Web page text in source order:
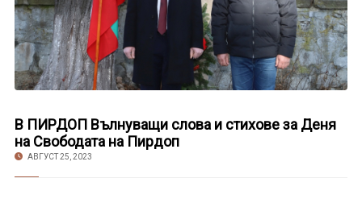
В ПИРДОП Вълнуващи слова и стихове за Деня
на Свободата на Пирдоп
АВГУСТ 25, 2023